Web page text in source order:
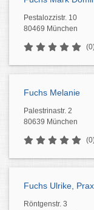
Pestalozzistr. 10
80469 München
Fuchs Melanie
Palestrinastr. 2
80639 München
Fuchs Ulrike,
Röntgenstr. 3